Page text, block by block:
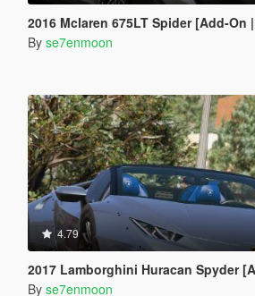
2016 Mclaren 675LT Spider [Add-On
By se7enmoon
4.79
2017 Lamborghini Huracan Spyder
By se7enmoon